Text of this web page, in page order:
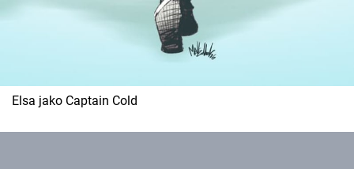
Elsa jako Captain Cold